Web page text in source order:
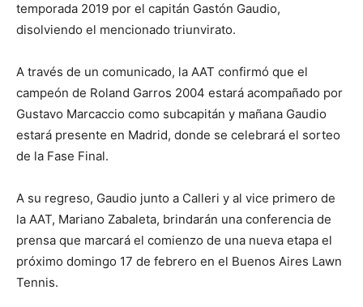
temporada 2019 por el capitán Gastón Gaudio,
disolviendo el mencionado triunvirato.
A través de un comunicado, la AAT confirmó que el
campeón de Roland Garros 2004 estará acompañado por
Gustavo Marcaccio como subcapitán y mañana Gaudio
estará presente en Madrid, donde se celebrará el sorteo
de la Fase Final.
A su regreso, Gaudio junto a Calleri y al vice primero de
la AAT, Mariano Zabaleta, brindarán una conferencia de
prensa que marcará el comienzo de una nueva etapa el
próximo domingo 17 de febrero en el Buenos Aires Lawn
Tennis.